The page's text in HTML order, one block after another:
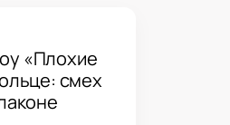
«Плохие
смех